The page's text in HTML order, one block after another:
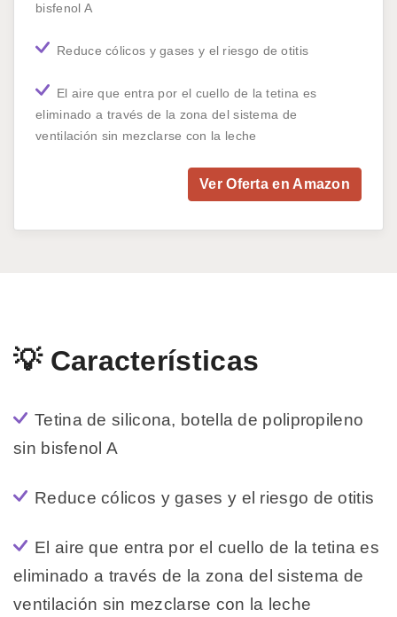
bisfenol A
Reduce cólicos y gases y el riesgo de otitis
El aire que entra por el cuello de la tetina es
eliminado a través de la zona del sistema de
ventilación sin mezclarse con la leche
Ver Oferta en Amazon
💡 Características
Tetina de silicona, botella de polipropileno
sin bisfenol A
Reduce cólicos y gases y el riesgo de otitis
El aire que entra por el cuello de la tetina es
eliminado a través de la zona del sistema de
ventilación sin mezclarse con la leche